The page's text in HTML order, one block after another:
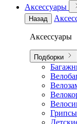
Аксессуары
Назад
Аксессуары
Подборки
Грипсы